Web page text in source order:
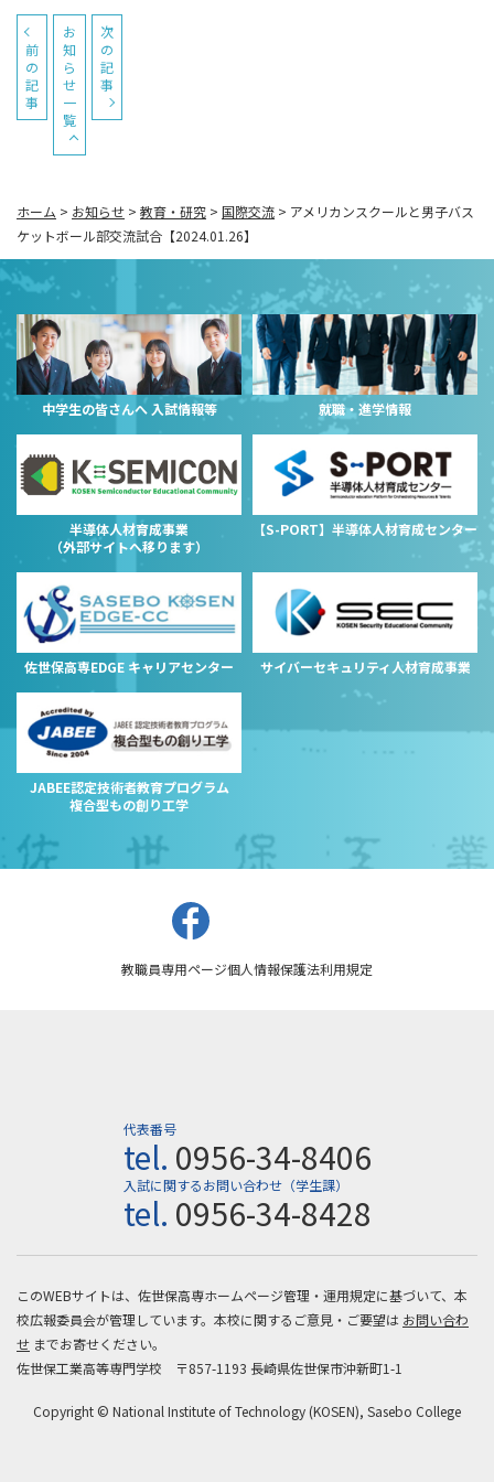
前
の
記
事
お
知
ら
せ
一
覧
次
の
記
事
ホーム > お知らせ > 教育・研究 > 国際交流 > アメリカンスクールと男子バス
ケットボール部交流試合【2024.01.26】
中学生の皆さんへ 入試情報等 就職・進学情報
半導体人材育成事業
（外部サイトへ移ります）
【S-PORT】半導体人材育成センター
佐世保高専EDGE キャリアセンター サイバーセキュリティ人材育成事業
JABEE認定技術者教育プログラム
複合型もの創り工学
教職員専用ページ個人情報保護法利用規定
代表番号
tel. 0956-34-8406
入試に関するお問い合わせ（学生課）
tel. 0956-34-8428
このWEBサイトは、佐世保高専ホームページ管理・運用規定に基づいて、本
校広報委員会が管理しています。本校に関するご意見・ご要望は お問い合わ
せ までお寄せください。
佐世保工業高等専門学校 〒857-1193 長崎県佐世保市沖新町1-1
Copyright © National Institute of Technology (KOSEN), Sasebo College